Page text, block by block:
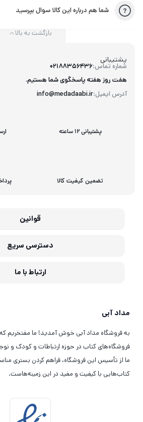
شما هم درباره این کالا سوال بپرسید
پشتیبانی
شماره تماس:02188356436
آدرس ایمیل:info@medadaabi.ir
هفت روز هفته پاسخگوی شما هستیم.
بازگشت به بالا
پشتیبانی 12 ساعته
تضمین کیفیت کالا
قوانین
دسترسی سریع
ارتباط با ما
مداد آبی
به فروشگاه مداد آبی خوش آمدید! ما مفتخریم که
فروشگاه‌های کتاب در حوزه ارتباطات و کودک و
ما از تأسیس این فروشگاه، فراهم کردن بستری
کتاب‌هایی با کیفیت و مفید در این زمینه‌هاست.